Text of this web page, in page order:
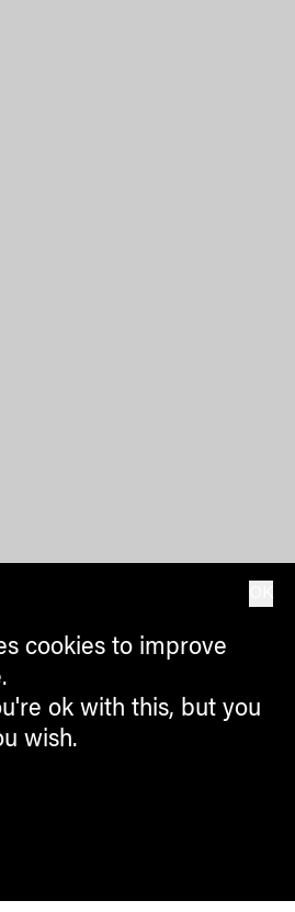
cookies to improve
ok with this, but you
wish.